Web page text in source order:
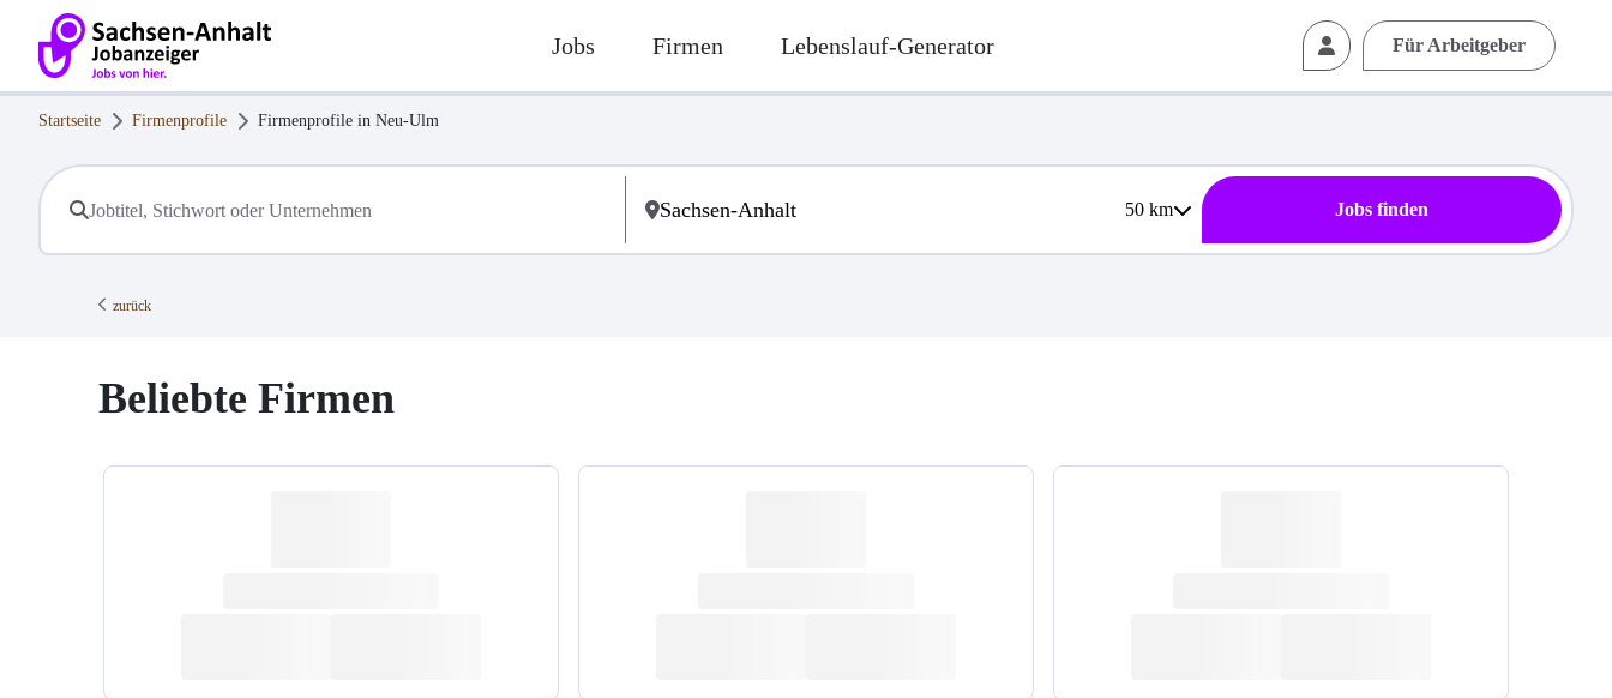
Jobs Firmen Lebenslauf-Generator Für Arbeitgeber
Startseite Firmenprofile Firmenprofile in Neu-Ulm
50km Jobs finden
zurück
Beliebte Firmen